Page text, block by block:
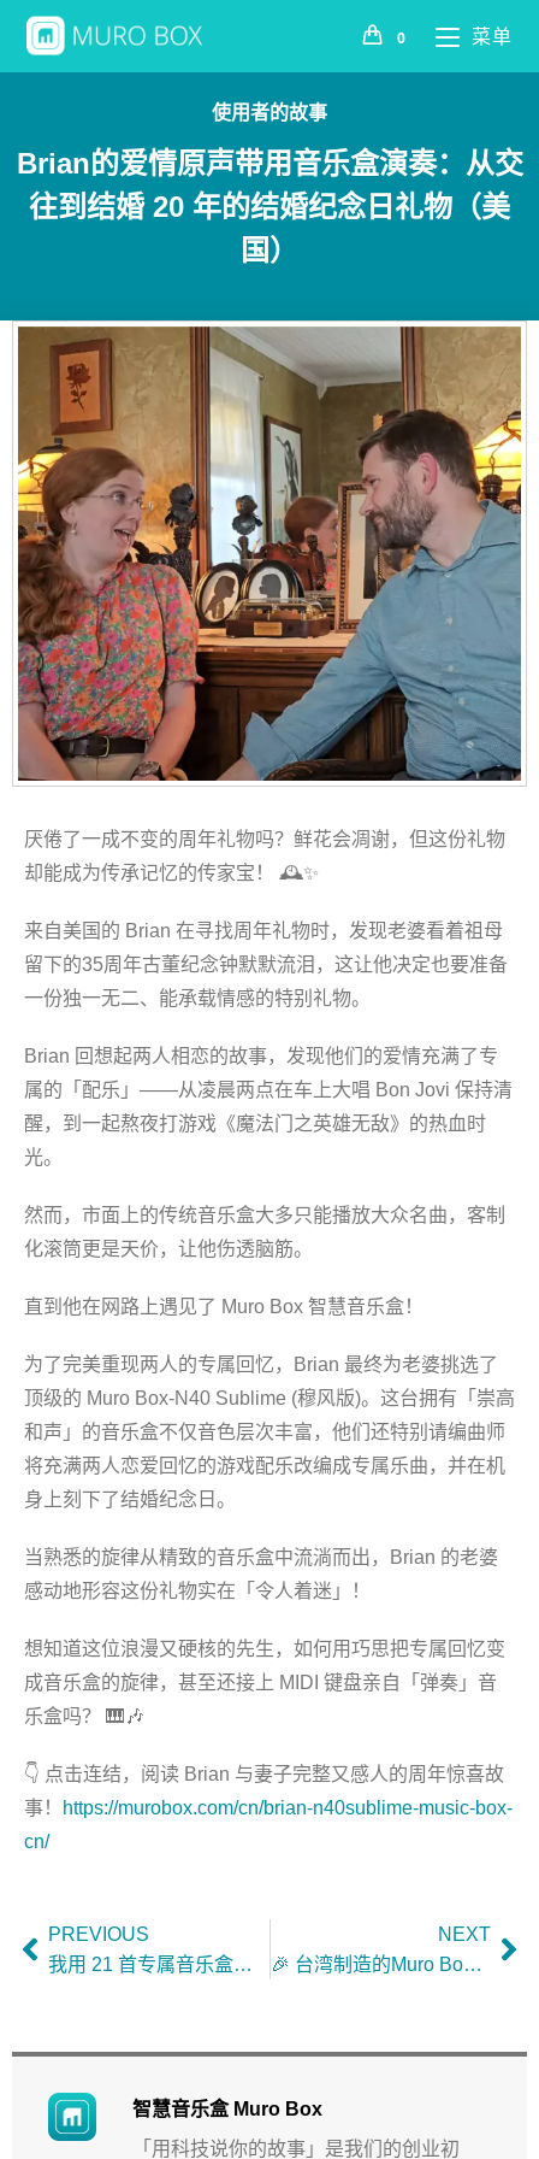
0 菜单
使用者的故事
Brian的爱情原声带用音乐盒演奏：从交
往到结婚 20 年的结婚纪念日礼物（美
国）
厌倦了一成不变的周年礼物吗？鲜花会凋谢，但这份礼物
却能成为传承记忆的传家宝！ 🕰️✨
来自美国的 Brian 在寻找周年礼物时，发现老婆看着祖母
留下的35周年古董纪念钟默默流泪，这让他决定也要准备
一份独一无二、能承载情感的特别礼物。
Brian 回想起两人相恋的故事，发现他们的爱情充满了专
属的「配乐」——从凌晨两点在车上大唱 Bon Jovi 保持清
醒，到一起熬夜打游戏《魔法门之英雄无敌》的热血时
光。
然而，市面上的传统音乐盒大多只能播放大众名曲，客制
化滚筒更是天价，让他伤透脑筋。
直到他在网路上遇见了 Muro Box 智慧音乐盒！
为了完美重现两人的专属回忆，Brian 最终为老婆挑选了
顶级的 Muro Box‑N40 Sublime (穆风版)。这台拥有「崇高
和声」的音乐盒不仅音色层次丰富，他们还特别请编曲师
将充满两人恋爱回忆的游戏配乐改编成专属乐曲，并在机
身上刻下了结婚纪念日。
当熟悉的旋律从精致的音乐盒中流淌而出，Brian 的老婆
感动地形容这份礼物实在「令人着迷」！
想知道这位浪漫又硬核的先生，如何用巧思把专属回忆变
成音乐盒的旋律，甚至还接上 MIDI 键盘亲自「弹奏」音
乐盒吗？ 🎹🎶
👇 点击连结，阅读 Brian 与妻子完整又感人的周年惊喜故
事！
https://murobox.com/cn/brian-n40sublime-music-box-
cn/
PREVIOUS
我用 21 首专属音乐盒乐曲， 谱写与妻子 20 年的生命羁绊
NEXT
🎉 台湾制造的Muro Box进驻日本东京Reuge音乐盒门市了！
智慧音乐盒 Muro Box
「用科技说你的故事」是我们的创业初